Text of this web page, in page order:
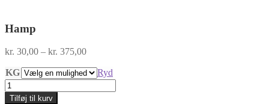
Hamp
kr. 30,00 – kr. 375,00Prisinterval:
til
kr. 375,00
KG
Ryd
Hamp
antal
Tilføj til kurv